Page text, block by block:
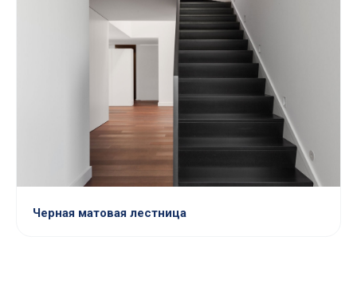
Черная матовая лестница